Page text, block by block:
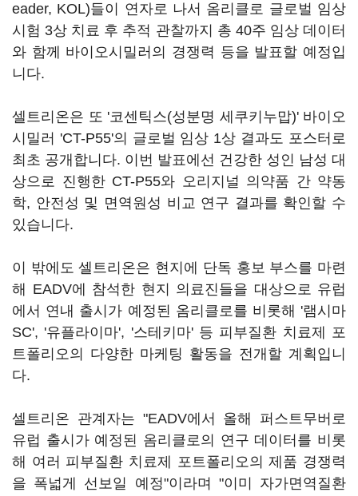
eader, KOL)들이 연자로 나서 옴리클로 글로벌 임상
시험 3상 치료 후 추적 관찰까지 총 40주 임상 데이터
와 함께 바이오시밀러의 경쟁력 등을 발표할 예정입
니다.
셀트리온은 또 '코센틱스(성분명 세쿠키누맙)' 바이오
시밀러 'CT-P55'의 글로벌 임상 1상 결과도 포스터로
최초 공개합니다. 이번 발표에선 건강한 성인 남성 대
상으로 진행한 CT-P55와 오리지널 의약품 간 약동
학, 안전성 및 면역원성 비교 연구 결과를 확인할 수
있습니다.
이 밖에도 셀트리온은 현지에 단독 홍보 부스를 마련
해 EADV에 참석한 현지 의료진들을 대상으로 유럽
에서 연내 출시가 예정된 옴리클로를 비롯해 '램시마
SC', '유플라이마', '스테키마' 등 피부질환 치료제 포
트폴리오의 다양한 마케팅 활동을 전개할 계획입니
다.
셀트리온 관계자는 "EADV에서 올해 퍼스트무버로
유럽 출시가 예정된 옴리클로의 연구 데이터를 비롯
해 여러 피부질환 치료제 포트폴리오의 제품 경쟁력
을 폭넓게 선보일 예정"이라며 "이미 자가면역질환